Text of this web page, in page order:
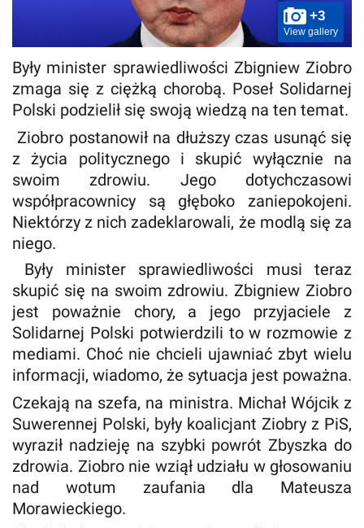
+3
View gallery
Były minister sprawiedliwości Zbigniew Ziobro
zmaga się z ciężką chorobą. Poseł Solidarnej
Polski podzielił się swoją wiedzą na ten temat.
Ziobro postanowił na dłuższy czas usunąć się
z życia politycznego i skupić wyłącznie na
swoim zdrowiu. Jego dotychczasowi
współpracownicy są głęboko zaniepokojeni.
Niektórzy z nich zadeklarowali, że modlą się za
niego.
Były minister sprawiedliwości musi teraz
skupić się na swoim zdrowiu. Zbigniew Ziobro
jest poważnie chory, a jego przyjaciele z
Solidarnej Polski potwierdzili to w rozmowie z
mediami. Choć nie chcieli ujawniać zbyt wielu
informacji, wiadomo, że sytuacja jest poważna.
Czekają na szefa, na ministra. Michał Wójcik z
Suwerennej Polski, były koalicjant Ziobry z PiS,
wyraził nadzieję na szybki powrót Zbyszka do
zdrowia. Ziobro nie wziął udziału w głosowaniu
nad wotum zaufania dla Mateusza
Morawieckiego.